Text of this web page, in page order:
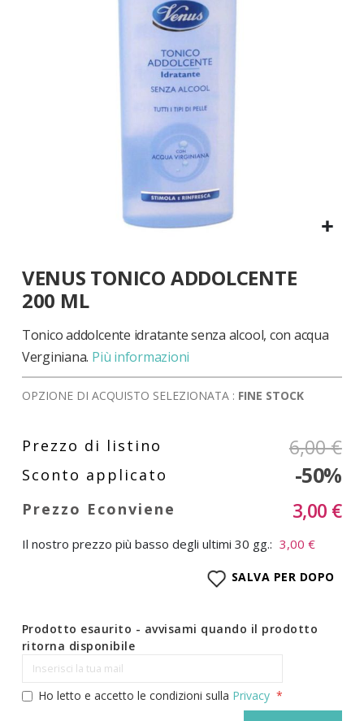
all'inizio
della
galleria
di
immagini
VENUS TONICO ADDOLCENTE
200 ML
Tonico addolcente idratante senza alcool, con acqua
Verginiana. Più informazioni
OPZIONE DI ACQUISTO SELEZIONATA : FINE STOCK
6,00 €
-50%
3,00 €
Il nostro prezzo più basso degli ultimi 30 gg.: 3,00 €
SALVA PER DOPO
Prodotto esaurito - avvisami quando il prodotto
ritorna disponibile
Ho letto e accetto le condizioni sulla Privacy